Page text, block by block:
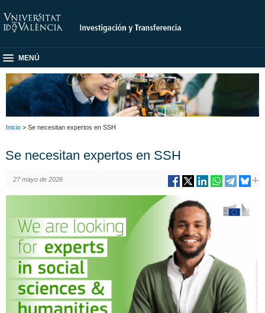
MENÚ
Inicio > Se necesitan expertos en SSH
Se necesitan expertos en SSH
27 mayo de 2026